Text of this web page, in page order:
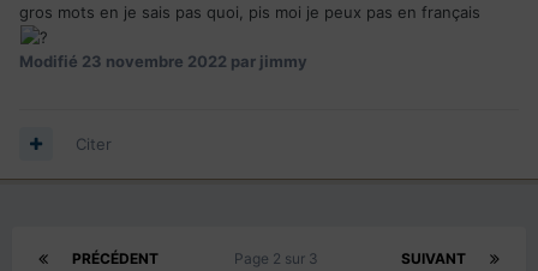
gros mots en je sais pas quoi, pis moi je peux pas en français
Modifié 23 novembre 2022 par jimmy
Citer
PRÉCÉDENT SUIVANT
Page 2 sur 3